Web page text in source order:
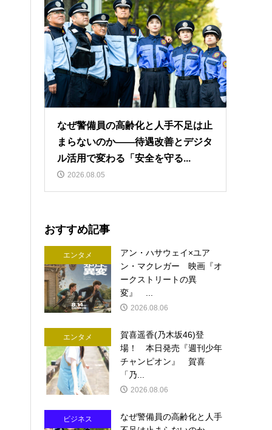
なぜ警備員の高齢化と人手不足は止
まらないのか――待遇改善とデジタ
ル活用で変わる「安全を守る...
2026.08.05
おすすめ記事
エンタメ
アン・ハサウェイ×ユア
ン・マクレガー 映画『オ
ークストリートの異
変』 ...
2026.08.06
エンタメ
賀喜遥香(乃木坂46)登
場！ 本日発売『週刊少年
チャンピオン』 賀喜
「乃...
2026.08.06
ビジネス
なぜ警備員の高齢化と人手